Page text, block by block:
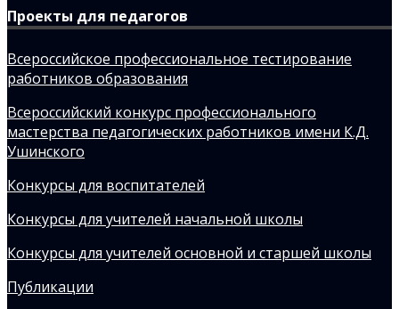
Проекты для педагогов
Всероссийское профессиональное тестирование
работников образования
Всероссийский конкурс профессионального
мастерства педагогических работников имени К.Д.
Ушинского
Конкурсы для воспитателей
Конкурсы для учителей начальной школы
Конкурсы для учителей основной и старшей школы
Публикации